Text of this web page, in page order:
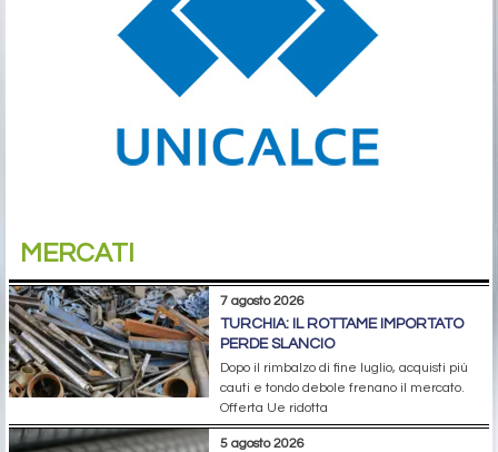
MERCATI
7 agosto 2026
TURCHIA: IL ROTTAME IMPORTATO
PERDE SLANCIO
Dopo il rimbalzo di fine luglio, acquisti più
cauti e tondo debole frenano il mercato.
Offerta Ue ridotta
5 agosto 2026